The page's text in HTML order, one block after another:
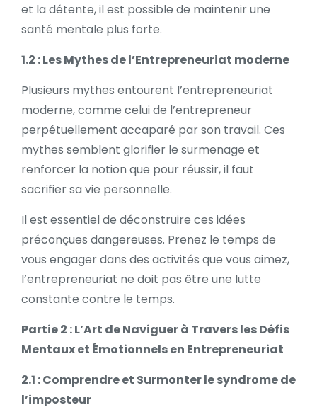
et la détente, il est possible de maintenir une
santé mentale plus forte.
1.2 : Les Mythes de l’Entrepreneuriat moderne
Plusieurs mythes entourent l’entrepreneuriat
moderne, comme celui de l’entrepreneur
perpétuellement accaparé par son travail. Ces
mythes semblent glorifier le surmenage et
renforcer la notion que pour réussir, il faut
sacrifier sa vie personnelle.
Il est essentiel de déconstruire ces idées
préconçues dangereuses. Prenez le temps de
vous engager dans des activités que vous aimez,
l’entrepreneuriat ne doit pas être une lutte
constante contre le temps.
Partie 2 : L’Art de Naviguer à Travers les Défis
Mentaux et Émotionnels en Entrepreneuriat
2.1 : Comprendre et Surmonter le syndrome de
l’imposteur